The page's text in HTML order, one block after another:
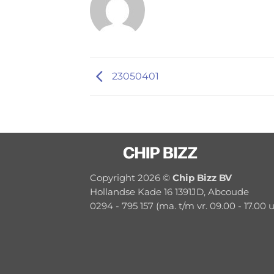
23050401
Copyright 2026 © Chip Bizz BV
Hollandse Kade 16 1391JD, Abcoude
0294 - 795 157 (ma. t/m vr. 09.00 - 17.00